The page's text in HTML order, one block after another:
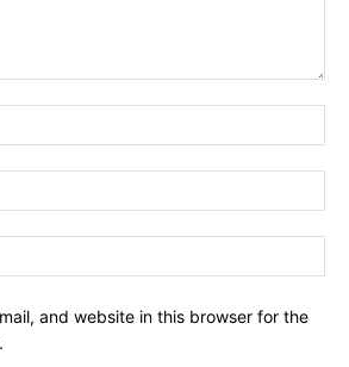
and website in this browser for the